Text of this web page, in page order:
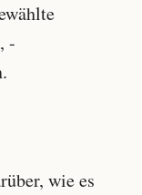
-
wie es